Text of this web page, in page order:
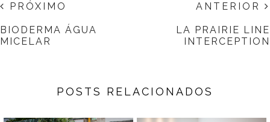
ANTERIOR
LA PRAIRIE LINE
INTERCEPTION
PRÓXIMO
BIODERMA ÁGUA
MICELAR
POSTS RELACIONADOS